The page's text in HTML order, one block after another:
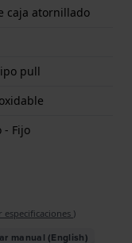
caja atornillado
pull
- Fijo
especificaciones )
manual (English)